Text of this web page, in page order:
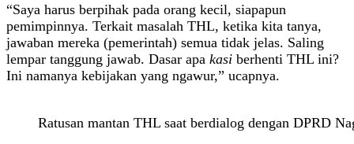
“Saya harus berpihak pada orang kecil, siapapun
pemimpinnya. Terkait masalah THL, ketika kita tanya,
jawaban mereka (pemerintah) semua tidak jelas. Saling
lempar tanggung jawab. Dasar apa kasi berhenti THL ini?
Ini namanya kebijakan yang ngawur,” ucapnya.
Ratusan mantan THL saat berdialog dengan DPRD